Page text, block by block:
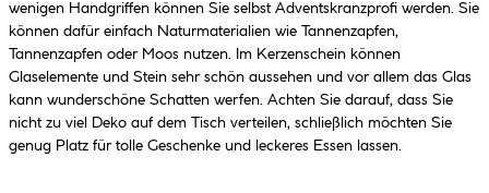
wenigen Handgriffen können Sie selbst Adventskranzprofi werden. Sie
können dafür einfach Naturmaterialien wie Tannenzapfen,
Tannenzapfen oder Moos nutzen. Im Kerzenschein können
Glaselemente und Stein sehr schön aussehen und vor allem das Glas
kann wunderschöne Schatten werfen. Achten Sie darauf, dass Sie
nicht zu viel Deko auf dem Tisch verteilen, schließlich möchten Sie
genug Platz für tolle Geschenke und leckeres Essen lassen.